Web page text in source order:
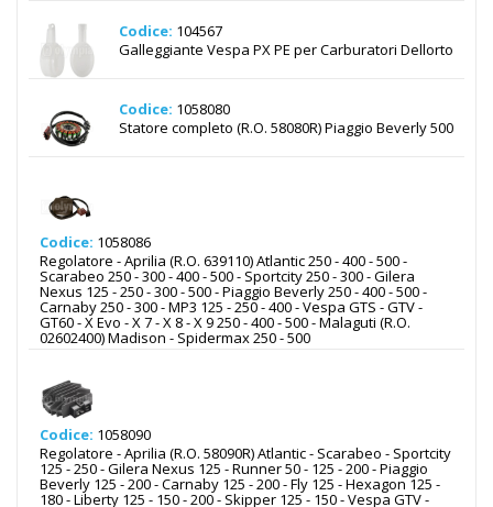
Codice: 104567
Galleggiante Vespa PX PE per Carburatori Dellorto
Codice: 1058080
Statore completo (R.O. 58080R) Piaggio Beverly 500
Codice: 1058086
Regolatore - Aprilia (R.O. 639110) Atlantic 250 - 400 - 500 -
Scarabeo 250 - 300 - 400 - 500 - Sportcity 250 - 300 - Gilera
Nexus 125 - 250 - 300 - 500 - Piaggio Beverly 250 - 400 - 500 -
Carnaby 250 - 300 - MP3 125 - 250 - 400 - Vespa GTS - GTV -
GT60 - X Evo - X 7 - X 8 - X 9 250 - 400 - 500 - Malaguti (R.O.
02602400) Madison - Spidermax 250 - 500
Codice: 1058090
Regolatore - Aprilia (R.O. 58090R) Atlantic - Scarabeo - Sportcity
125 - 250 - Gilera Nexus 125 - Runner 50 - 125 - 200 - Piaggio
Beverly 125 - 200 - Carnaby 125 - 200 - Fly 125 - Hexagon 125 -
180 - Liberty 125 - 150 - 200 - Skipper 125 - 150 - Vespa GTV -